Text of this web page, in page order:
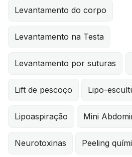
Levantamento do corpo
Levantamento na Testa
Levantamento por suturas
Lift de pescoço Lipo-
Lipoaspiração Mini
Neurotoxinas Peeling